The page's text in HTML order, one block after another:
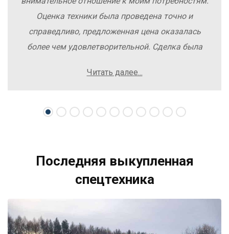
Оценка техники была проведена точно и
справедливо, предложенная цена оказалась
более чем удовлетворительной. Сделка была
осложнений. Рекомендую компанию Excavator
свою спецтехнику.
Читать далее...
Последняя выкупленная
спецтехника